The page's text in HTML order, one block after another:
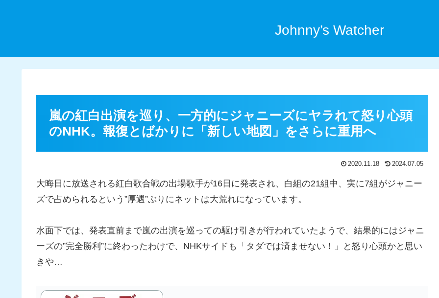
Johnny’s Watcher
嵐の紅白出演を巡り、一方的にジャニーズにヤラれて怒り心頭
のNHK。報復とばかりに「新しい地図」をさらに重用へ
2020.11.18 2024.07.05
大晦日に放送される紅白歌合戦の出場歌手が16日に発表され、白組の21組中、実に7組がジャニー
ズで占められるという”厚遇”ぶりにネットは大荒れになっています。
水面下では、発表直前まで嵐の出演を巡っての駆け引きが行われていたようで、結果的にはジャニ
ーズの”完全勝利”に終わったわけで、NHKサイドも「タダでは済ませない！」と怒り心頭かと思い
きや…